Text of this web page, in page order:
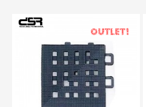
TEXTTRANSPARENTE
OUT